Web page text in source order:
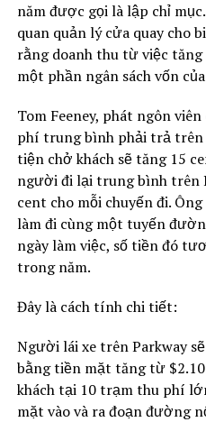
năm được gọi là lập chỉ
quan quản lý cửa quay cho
rằng doanh thu từ việc
một phần ngân sách vốn
Tom Feeney, phát ngôn
phí trung bình phải trả
tiện chở khách sẽ tăng 15
người đi lại trung bình trên
cent cho mỗi chuyến đi.
làm đi cùng một tuyến
ngày làm việc, số tiền đó
trong năm.
Đây là cách tính chi tiết:
Người lái xe trên Parkway
bằng tiền mặt tăng từ
khách tại 10 trạm thu phí
mặt vào và ra đoạn đường